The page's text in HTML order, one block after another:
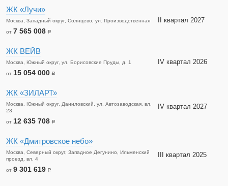
ЖК «Лучи»
Москва, Западный округ, Солнцево, ул. Производственная
от 7 565 008 a
II квартал 2027
ЖК ВЕЙВ
Москва, Южный округ, ул. Борисовские Пруды, д. 1
от 15 054 000 a
IV квартал 2026
ЖК «ЗИЛАРТ»
Москва, Южный округ, Даниловский, ул. Автозаводская, вл.
23
от 12 635 708 a
IV квартал 2027
ЖК «Дмитровское небо»
Москва, Северный округ, Западное Дегунино, Ильменский
проезд, вл. 4
от 9 301 619 a
III квартал 2025